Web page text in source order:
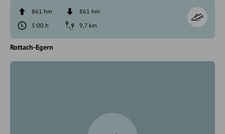
861 hm
861 hm
5:00 h
9,7 km
Rottach-Egern